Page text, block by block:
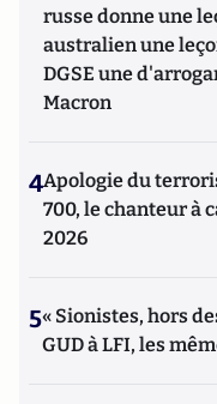
russe donne une
australien une
DGSE une
Macron
4Apologie du
700, le chanteur à
2026
5« Sionistes, hors
GUD à LFI, les